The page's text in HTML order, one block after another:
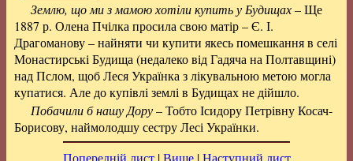
Землю, що ми з мамою хотіли купить у Будищах– Ще
1887 р. Олена Пчілка просила свою матір – Є. І.
Драгоманову – найняти чи купити якесь помешкання в селі
Монастирські Будища (недалеко від Гадяча на Полтавщині)
над Пслом, щоб Леся Українка з лікувальною метою могла
купатися. Але до купівлі землі в Будищах не дійшло.
Побачили б нашу Дору– Тобто Ісидору Петрівну Косач-
Борисову, наймолодшу сестру Лесі Українки.
Попередній лист|Вище|Наступний лист